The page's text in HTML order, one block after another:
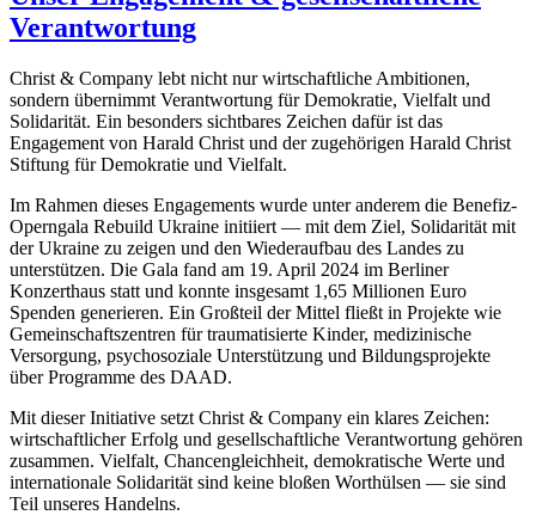
Verantwortung
Christ & Company lebt nicht nur wirtschaftliche Ambitionen,
sondern übernimmt Verantwortung für Demokratie, Vielfalt und
Solidarität. Ein besonders sichtbares Zeichen dafür ist das
Engagement von Harald Christ und der zugehörigen Harald Christ
Stiftung für Demokratie und Vielfalt.
Im Rahmen dieses Engagements wurde unter anderem die Benefiz-
Operngala Rebuild Ukraine initiiert — mit dem Ziel, Solidarität mit
der Ukraine zu zeigen und den Wiederaufbau des Landes zu
unterstützen. Die Gala fand am 19. April 2024 im Berliner
Konzerthaus statt und konnte insgesamt 1,65 Millionen Euro
Spenden generieren. Ein Großteil der Mittel fließt in Projekte wie
Gemeinschaftszentren für traumatisierte Kinder, medizinische
Versorgung, psychosoziale Unterstützung und Bildungsprojekte
über Programme des DAAD.
Mit dieser Initiative setzt Christ & Company ein klares Zeichen:
wirtschaftlicher Erfolg und gesellschaftliche Verantwortung gehören
zusammen. Vielfalt, Chancengleichheit, demokratische Werte und
internationale Solidarität sind keine bloßen Worthülsen — sie sind
Teil unseres Handelns.